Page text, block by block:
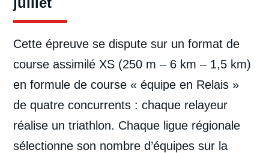
Cette épreuve se dispute sur un format de
course assimilé XS (250 m – 6 km – 1,5 km)
en formule de course « équipe en Relais »
de quatre concurrents : chaque relayeur
réalise un triathlon. Chaque ligue régionale
sélectionne son nombre d’équipes sur la